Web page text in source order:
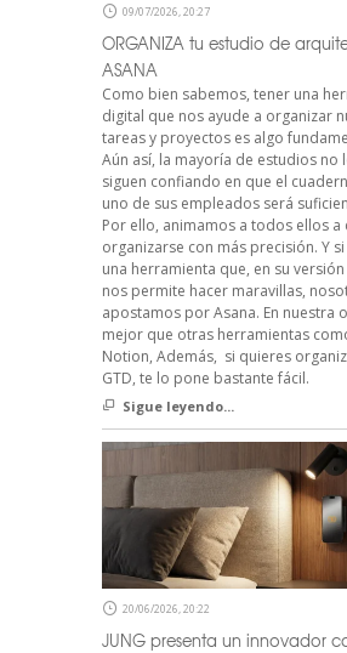
09/07/2026, 20:27
ORGANIZA tu estudio de
ASANA
Como bien sabemos, tener una
digital que nos ayude a organizar
tareas y proyectos es algo
Aún así, la mayoría de estudios no
siguen confiando en que el
uno de sus empleados será
Por ello, animamos a todos ellos a
organizarse con más precisión. Y
una herramienta que, en su
nos permite hacer maravillas,
apostamos por Asana. En nuestra
mejor que otras herramientas
Notion, Además, si quieres
GTD, te lo pone bastante fácil.
Sigue leyendo...
20/06/2026, 20:22
JUNG presenta un innovador